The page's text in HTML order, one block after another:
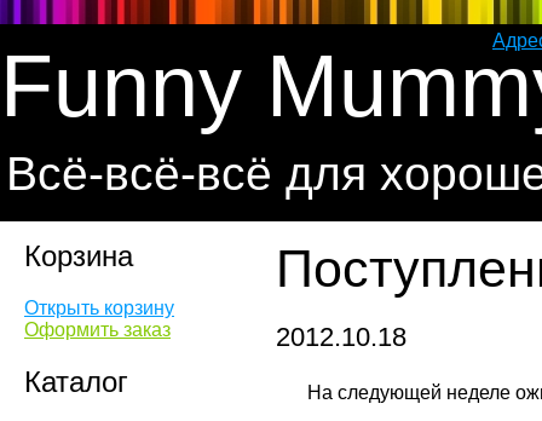
Funny
Всё-всё-всё для
Корзина
Открыть корзину
Оформить заказ
Каталог
2012.10.18